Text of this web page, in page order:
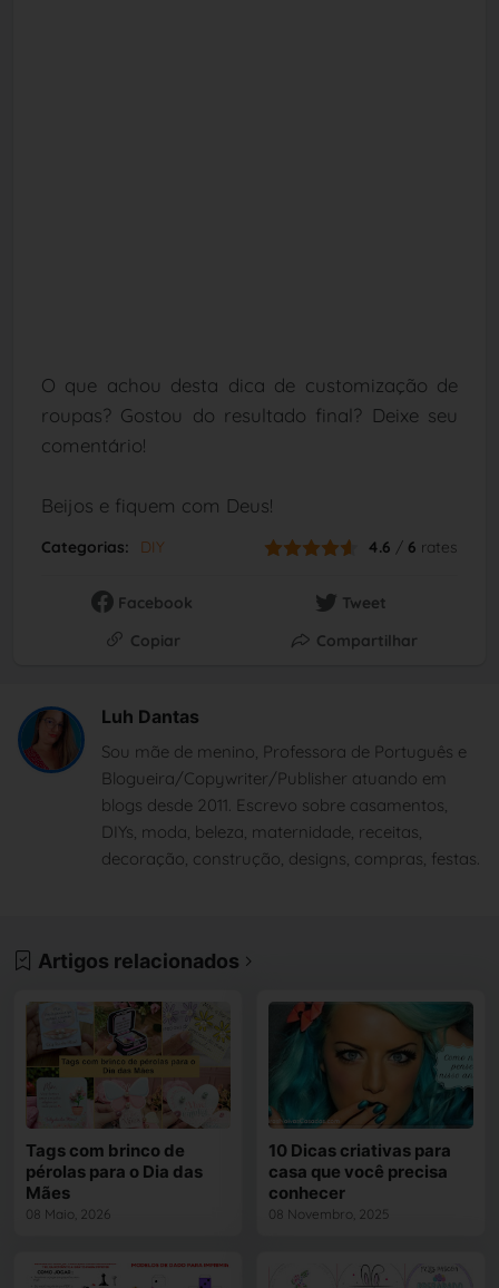
O que achou desta dica de customização de
roupas? Gostou do resultado final? Deixe seu
comentário!
Beijos e fiquem com Deus!
Categorias: DIY 4.6 / 6 rates
Facebook
Tweet
Copiar
Compartilhar
Luh Dantas
Sou mãe de menino, Professora de Português e
Blogueira/Copywriter/Publisher atuando em
blogs desde 2011. Escrevo sobre casamentos,
DIYs, moda, beleza, maternidade, receitas,
decoração, construção, designs, compras, festas.
Artigos relacionados
Tags com brinco de
pérolas para o Dia das
Mães
08 Maio, 2026
10 Dicas criativas para
casa que você precisa
conhecer
08 Novembro, 2025